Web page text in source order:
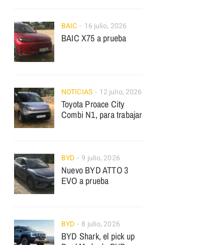
BAIC 16 julio, 2026
BAIC X75 a prueba
NOTICIAS 12 julio, 2026
Toyota Proace City
Combi N1, para trabajar
BYD 9 julio, 2026
Nuevo BYD ATTO 3
EVO a prueba
BYD 8 julio, 2026
BYD Shark, el pick up